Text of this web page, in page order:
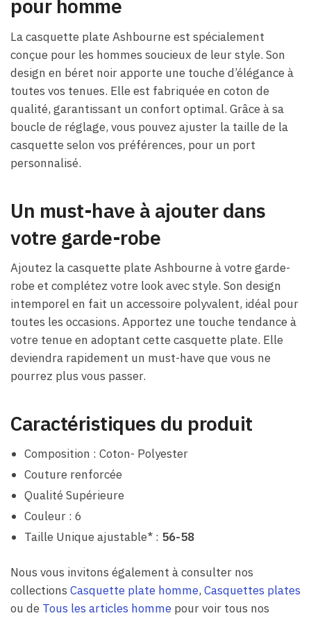
pour homme
La casquette plate Ashbourne est spécialement
conçue pour les hommes soucieux de leur style. Son
design en béret noir apporte une touche d’élégance à
toutes vos tenues. Elle est fabriquée en coton de
qualité, garantissant un confort optimal. Grâce à sa
boucle de réglage, vous pouvez ajuster la taille de la
casquette selon vos préférences, pour un port
personnalisé.
Un must-have à ajouter dans
votre garde-robe
Ajoutez la casquette plate Ashbourne à votre garde-
robe et complétez votre look avec style. Son design
intemporel en fait un accessoire polyvalent, idéal pour
toutes les occasions. Apportez une touche tendance à
votre tenue en adoptant cette casquette plate. Elle
deviendra rapidement un must-have que vous ne
pourrez plus vous passer.
Caractéristiques du produit
Composition : Coton- Polyester
Couture renforcée
Qualité Supérieure
Couleur : 6
Taille Unique ajustable* : 56-58
Nous vous invitons également à consulter nos
collections Casquette plate homme, Casquettes plates
ou de Tous les articles homme pour voir tous nos